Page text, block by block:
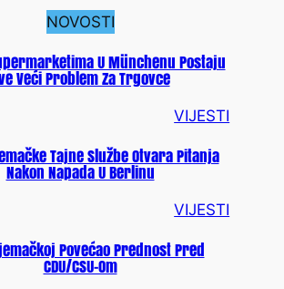
NOVOSTI
U Münchenu Postaju
Veći Problem Za Trgovce
VIJESTI
Tajne Službe Otvara Pitanja
Nakon Napada U Berlinu
VIJESTI
Povećao Prednost Pred
CDU/CSU-Om